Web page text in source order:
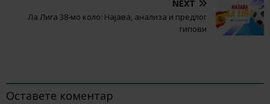
NEXT
Ла Лига 38-мо коло: Најава, анализа и предлог
типови
Оставете коментар